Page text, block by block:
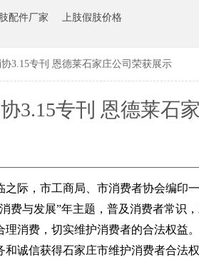
配件厂家 上肢假肢价格
3.15专刊 恩德莱石家庄公司荣获展示
3.15专刊 恩德莱石
际，市工商局、市消费者协会编印
费与发展”年主题，普及消费者常识
消费，切实维护消费者的合法权益
诚信获得石家庄市维护消费者合法